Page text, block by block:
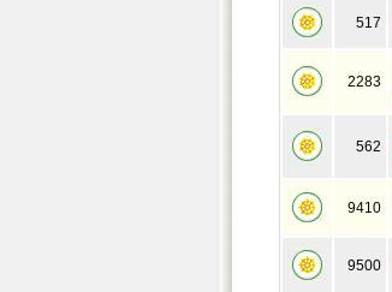
517
2283
562
9410
9500